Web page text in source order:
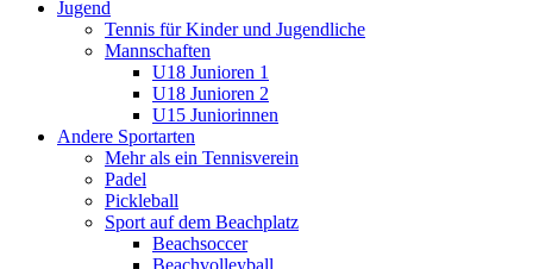
Jugend
Tennis für Kinder und Jugendliche
Mannschaften
U18 Junioren 1
U18 Junioren 2
U15 Juniorinnen
Andere Sportarten
Mehr als ein Tennisverein
Padel
Pickleball
Sport auf dem Beachplatz
Beachsoccer
Beachvolleyball